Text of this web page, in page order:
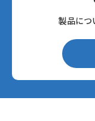
製品につ